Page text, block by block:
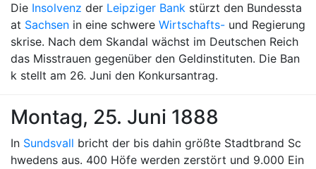
Die Insolvenz der Leipziger Bank stürzt den Bundessta
at Sachsen in eine schwere Wirtschafts- und Regierung
skrise. Nach dem Skandal wächst im Deutschen Reich
das Misstrauen gegenüber den Geldinstituten. Die Ban
k stellt am 26. Juni den Konkursantrag.
Montag, 25. Juni 1888
In Sundsvall bricht der bis dahin größte Stadtbrand Sc
hwedens aus. 400 Höfe werden zerstört und 9.000 Ein